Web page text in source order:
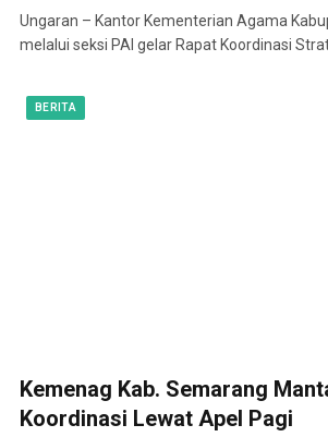
Ungaran – Kantor Kementerian Agama
melalui seksi PAI gelar Rapat Koordinasi
BERITA
Kemenag Kab. Semarang
Koordinasi Lewat Apel Pagi